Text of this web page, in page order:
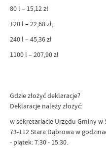
80 l – 15,12 zł
120 l – 22,68 zł,
240 l – 45,36 zł
1100 l – 207,90 zł
Gdzie złożyć deklaracje?
Deklaracje należy złożyć:
w sekretariacie Urzędu Gminy w
73-112 Stara Dąbrowa w
- piątek: 7:30 - 15:30.